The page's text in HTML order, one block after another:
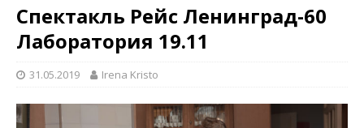
Спектакль Рейс Ленинград-60
Лаборатория 19.11
31.05.2019 Irena Kristo